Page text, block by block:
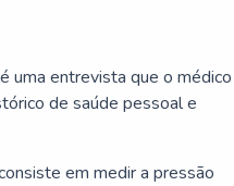
uma entrevista que o médico
de saúde pessoal e
em medir a pressão